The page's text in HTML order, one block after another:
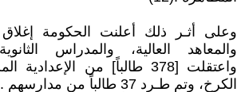
وعلى أثـر ذلك أعلنت الحكومة إغلاق
والمعاهد العالية، والمدراس
واعتقلت [378 طالباً] من
الكرخ، وتم طـرد 37 طالباً من مدارسهم . (13)